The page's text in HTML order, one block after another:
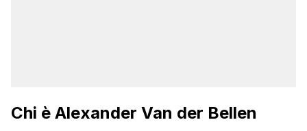
Chi è Alexander Van der Bellen